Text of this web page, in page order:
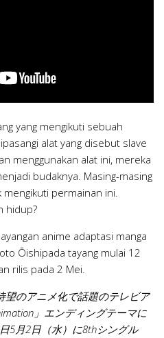
yang mengikuti sebuah
alat yang disebut slave
menggunakan alat ini, mereka
budaknya. Masing-masing
permainan ini.
hidup?
anime adaptasi manga
Ōishipada tayang mulai 12
rilis pada 2 Mei.
望のアニメ化で話題のテレビア
」エンディングテーマに
5月2日（水）に8thシングル